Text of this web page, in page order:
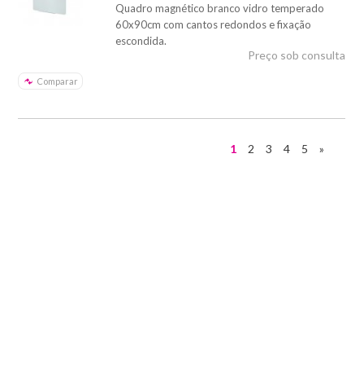
Quadro magnético branco vidro temperado
60x90cm com cantos redondos e fixação
escondida.
Comparar
Preço sob consulta
1 2 3 4 5 »